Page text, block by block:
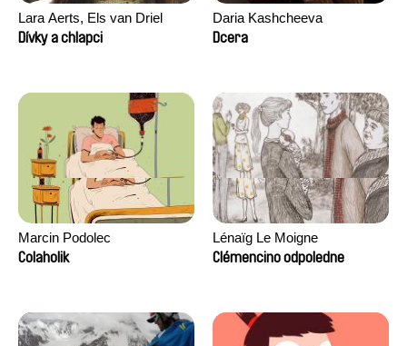
Lara Aerts, Els van Driel
Dívky a chlapci
Daria Kashcheeva
Dcera
Marcin Podolec
Colaholik
Lénaïg Le Moigne
Clémencino odpoledne